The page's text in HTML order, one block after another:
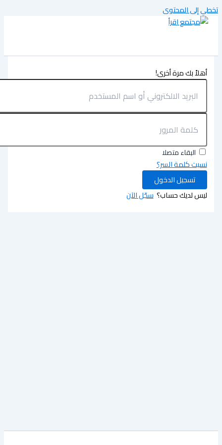
تخطي إلى المحتوى
أهلاً بك مرة أخرى!
البقاء متصلا
نسيت كلمة السر؟
تسجيل الدخول
ليس لديك حساب؟ سجّل الآن